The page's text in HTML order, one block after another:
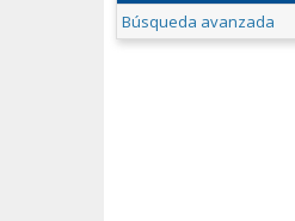
Búsqueda avanzada